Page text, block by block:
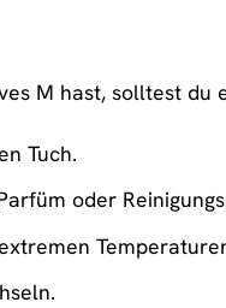
M hast, solltest du
Tuch.
oder